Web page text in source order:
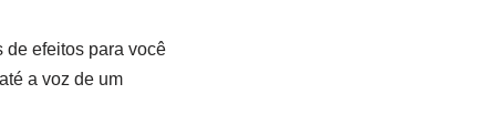
de efeitos para você
a voz de um